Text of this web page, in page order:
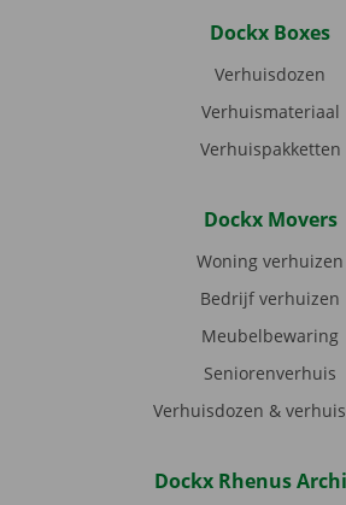
Dockx Boxes
Verhuisdozen
Verhuismateriaal
Verhuispakketten
Dockx Movers
Woning verhuizen
Bedrijf verhuizen
Meubelbewaring
Seniorenverhuis
Verhuisdozen &
Dockx Rhenus